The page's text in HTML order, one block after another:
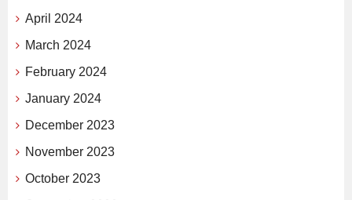
April 2024
March 2024
February 2024
January 2024
December 2023
November 2023
October 2023